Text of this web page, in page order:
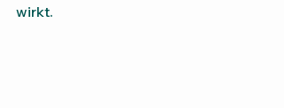
wirkt.